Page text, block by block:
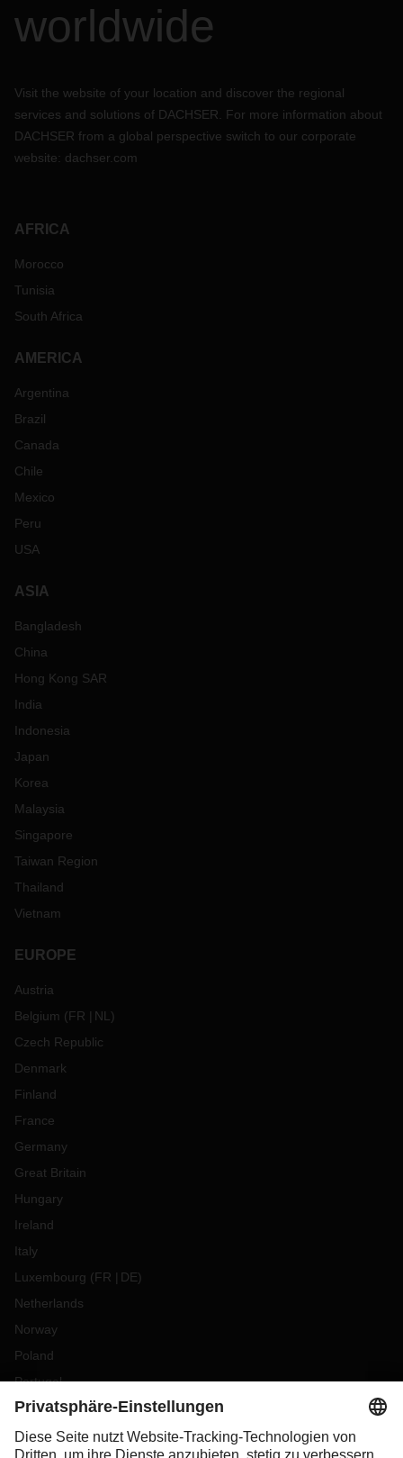
worldwide
Visit the website of your location and discover the regional
services and solutions of DACHSER. For more information about
DACHSER from a global perspective switch to our corporate
website: dachser.com
AFRICA
Morocco
Tunisia
South Africa
AMERICA
Argentina
Brazil
Canada
Chile
Mexico
Peru
USA
ASIA
Bangladesh
China
Hong Kong SAR
India
Indonesia
Japan
Korea
Malaysia
Singapore
Taiwan Region
Thailand
Vietnam
EUROPE
Austria
Belgium (FR NL )
Czech Republic
Denmark
Finland
France
Germany
Great Britain
Hungary
Ireland
Italy
Luxembourg (FR DE)
Netherlands
Norway
Poland
Portugal
Romania
Slovakia